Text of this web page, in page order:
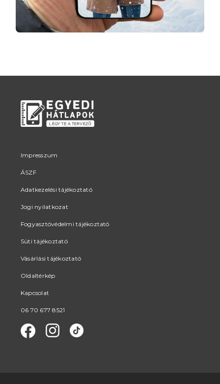
Impresszum
ÁSZF
Adatkezelési tájékoztató
Jogi nyilatkozat
Fogyasztóvédelmi tájékoztató
Süti tájékoztató
Vásárlási tájékoztató
Oldaltérkép
Kapcsolat
06 70 677 8521